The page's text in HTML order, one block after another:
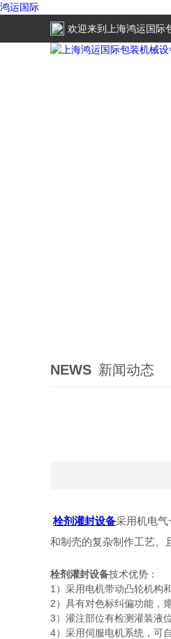
鸿运国际
欢迎来到
上海鸿运国际
NEWS 新闻动态
栓剂灌封设备采用机电
和制壳的复杂制作工艺。
栓剂灌封设备技术优势：
1）采用电机带动凸轮机构
2）具有对色标纠偏功能，
3）灌注部位有检测灌装液
4）采用伺服电机系统，可